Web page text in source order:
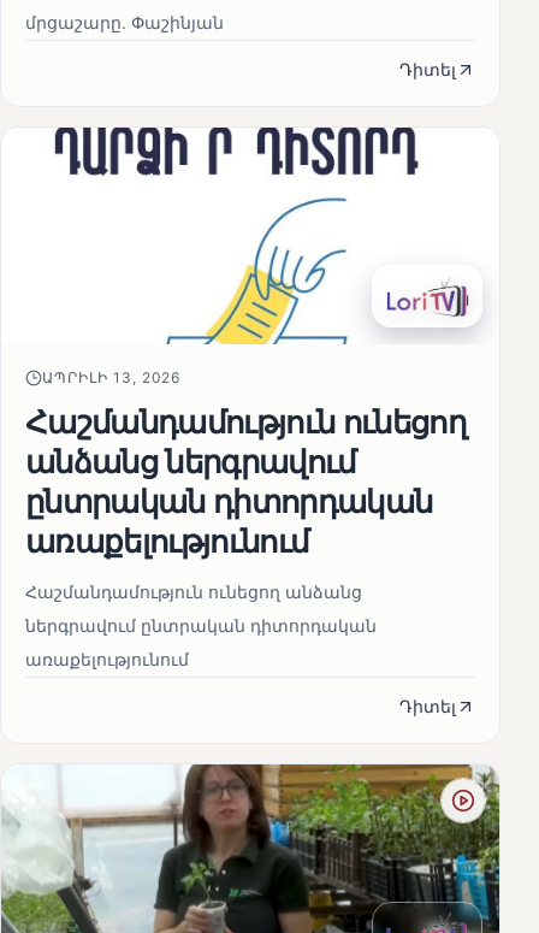
մրցաշարը. Փաշինյան
Դիտել
ԱՊՐԻԼԻ 13, 2026
Հաշմանդամություն ունեցող
անձանց ներգրավում
ընտրական դիտորդական
առաքելությունում
Հաշմանդամություն ունեցող անձանց
ներգրավում ընտրական դիտորդական
առաքելությունում
Դիտել